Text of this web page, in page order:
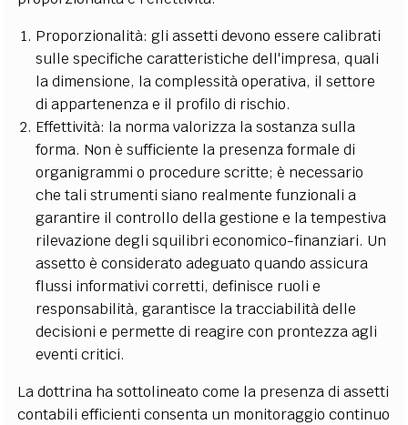
Proporzionalità: gli assetti devono essere calibrati
sulle specifiche caratteristiche dell'impresa, quali
la dimensione, la complessità operativa, il settore
di appartenenza e il profilo di rischio.
Effettività: la norma valorizza la sostanza sulla
forma. Non è sufficiente la presenza formale di
organigrammi o procedure scritte; è necessario
che tali strumenti siano realmente funzionali a
garantire il controllo della gestione e la tempestiva
rilevazione degli squilibri economico-finanziari. Un
assetto è considerato adeguato quando assicura
flussi informativi corretti, definisce ruoli e
responsabilità, garantisce la tracciabilità delle
decisioni e permette di reagire con prontezza agli
eventi critici.
La dottrina ha sottolineato come la presenza di assetti
contabili efficienti consenta un monitoraggio continuo